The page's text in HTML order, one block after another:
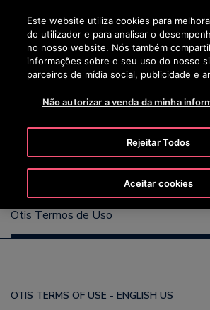
Prima Enter para saltar para o
Otis Termos de Uso
Otis Termos de Uso
OTIS TERMS OF USE - ENGLISH US
Este website utiliza cookies para
do utilizador e para analisar o
no nosso website. Nós também
informações sobre o seu uso do nosso
parceiros de mídia social, publicidade e
Não autorizar a venda da minha
Rejeitar Todos
Aceitar cookies